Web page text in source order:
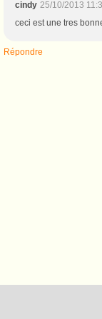
cindy 25/10/2013
ceci est une tres
Répondre